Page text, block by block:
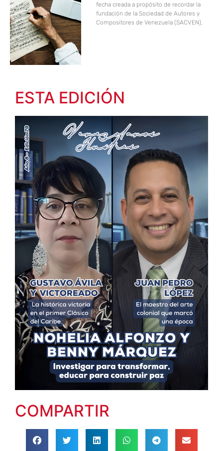
fecha creada a propósito de recordar la
fundación de la Sociedad de Autores y
Compositores de Venezuela (SACVEN),
ESTA EDICIÓN
COMPARTIR